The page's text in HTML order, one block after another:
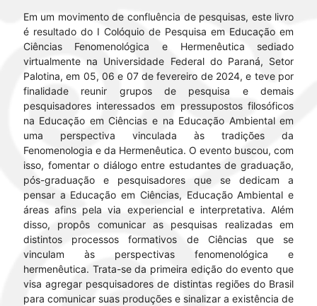
Em um movimento de confluência de pesquisas, este livro
é resultado do I Colóquio de Pesquisa em Educação em
Ciências Fenomenológica e Hermenêutica sediado
virtualmente na Universidade Federal do Paraná, Setor
Palotina, em 05, 06 e 07 de fevereiro de 2024, e teve por
finalidade reunir grupos de pesquisa e demais
pesquisadores interessados em pressupostos filosóficos
na Educação em Ciências e na Educação Ambiental em
uma perspectiva vinculada às tradições da
Fenomenologia e da Hermenêutica. O evento buscou, com
isso, fomentar o diálogo entre estudantes de graduação,
pós-graduação e pesquisadores que se dedicam a
pensar a Educação em Ciências, Educação Ambiental e
áreas afins pela via experiencial e interpretativa. Além
disso, propôs comunicar as pesquisas realizadas em
distintos processos formativos de Ciências que se
vinculam às perspectivas fenomenológica e
hermenêutica. Trata-se da primeira edição do evento que
visa agregar pesquisadores de distintas regiões do Brasil
para comunicar suas produções e sinalizar a existência de